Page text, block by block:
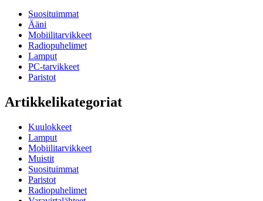
Suosituimmat
Ääni
Mobiilitarvikkeet
Radiopuhelimet
Lamput
PC-tarvikkeet
Paristot
Artikkelikategoriat
Kuulokkeet
Lamput
Mobiilitarvikkeet
Muistit
Suosituimmat
Paristot
Radiopuhelimet